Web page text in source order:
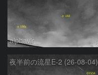
alphavir
夜半前の流星E-2 (26-08-04)